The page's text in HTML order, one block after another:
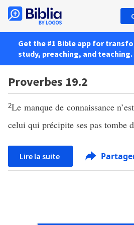
Get the #1 Bible app for
study, preaching, and teaching.
Proverbes 19.2
2Le manque de connaissance
celui qui précipite ses pas tombe
Lire la suite